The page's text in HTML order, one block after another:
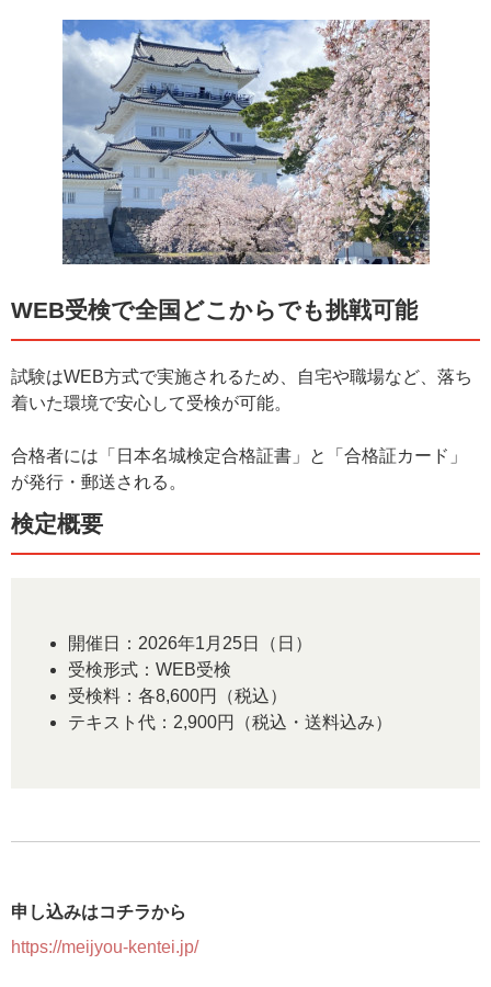
WEB受検で全国どこからでも挑戦可能
試験はWEB方式で実施されるため、自宅や職場など、落ち
着いた環境で安心して受検が可能。
合格者には「日本名城検定合格証書」と「合格証カード」
が発行・郵送される。
検定概要
開催日：2026年1月25日（日）
受検形式：WEB受検
受検料：各8,600円（税込）
テキスト代：2,900円（税込・送料込み）
申し込みはコチラから
https://meijyou-kentei.jp/